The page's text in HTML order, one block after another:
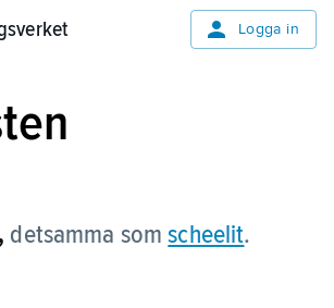
Logga in
detsamma somscheelit.